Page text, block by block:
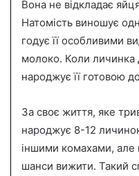
Вона не відкладає
Натомість виношує
годує її особливими
молоко. Коли личинка
народжує її готовою
За своє життя, яке
народжує 8-12
іншими комахами, але
шанси вижити. Такий